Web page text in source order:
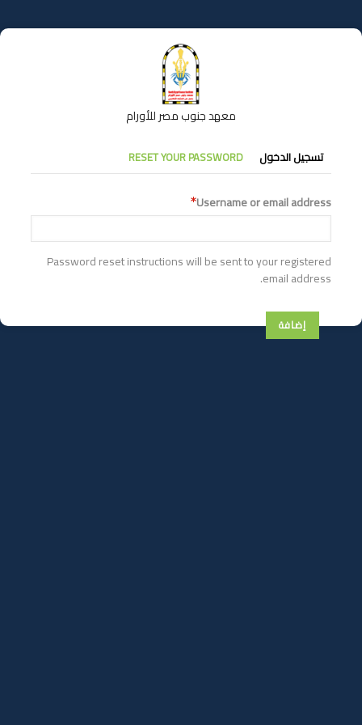
إلى
المحتوى
معهد جنوب مصر للأورام
التبويبات
الأساسية
تسجيل الدخول RESET YOUR PASSWORD
Username or email address
Password reset instructions will be sent to your registered
email address.